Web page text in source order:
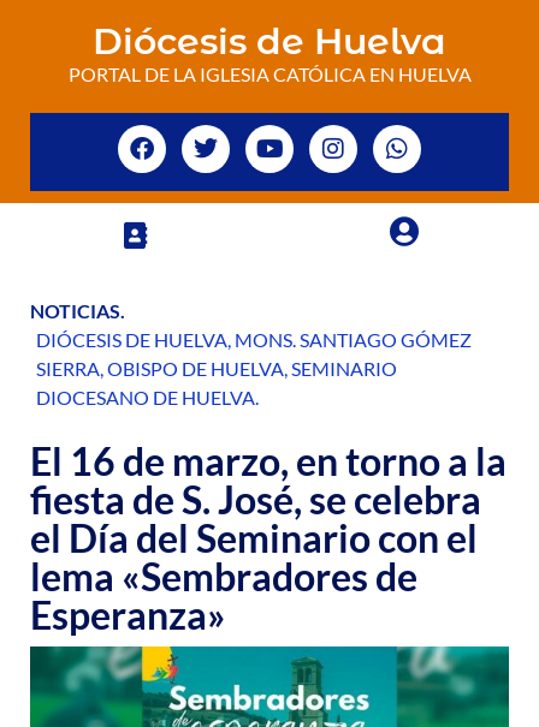
Diócesis de Huelva
PORTAL DE LA IGLESIA CATÓLICA EN HUELVA
NOTICIAS.
DIÓCESIS DE HUELVA, MONS. SANTIAGO GÓMEZ
SIERRA,OBISPO DE HUELVA,SEMINARIO
DIOCESANO DE HUELVA.
El 16 de marzo, en torno a la
fiesta de S. José, se celebra
el Día del Seminario con el
lema «Sembradores de
Esperanza»